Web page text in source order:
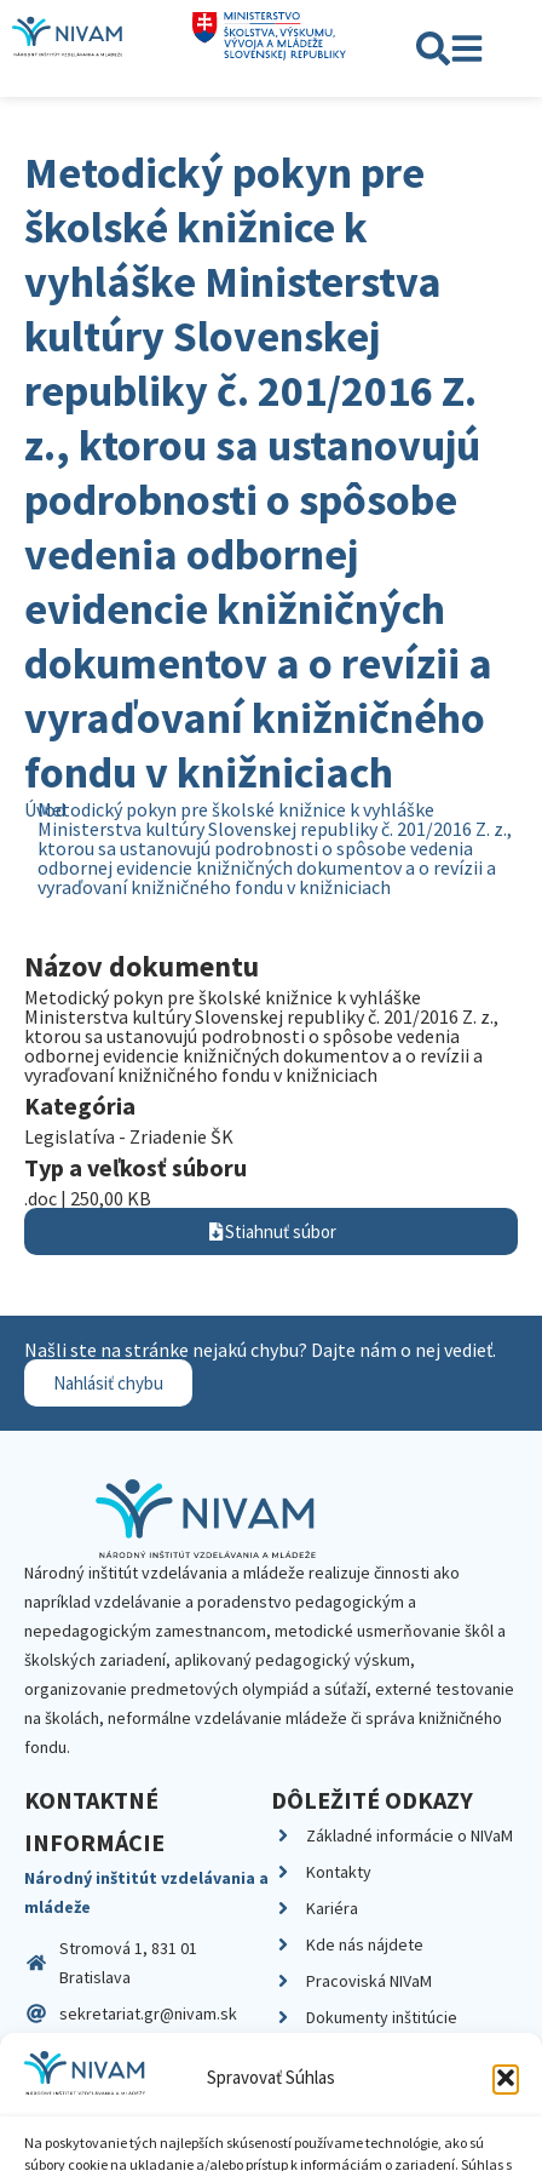
Spravovať Súhlas
Na poskytovanie tých najlepších skúseností používame technológie, ako sú
súbory cookie na ukladanie a/alebo prístup k informáciám o zariadení. Súhlas s
Metodický pokyn pre
školské knižnice k
vyhláške Ministerstva
kultúry Slovenskej
republiky č. 201/2016 Z.
z., ktorou sa ustanovujú
podrobnosti o spôsobe
vedenia odbornej
evidencie knižničných
dokumentov a o revízii a
vyraďovaní knižničného
fondu v knižniciach
Úvod
Metodický pokyn pre školské knižnice k vyhláške
Ministerstva kultúry Slovenskej republiky č. 201/2016 Z. z.,
ktorou sa ustanovujú podrobnosti o spôsobe vedenia
odbornej evidencie knižničných dokumentov a o revízii a
vyraďovaní knižničného fondu v knižniciach
Názov dokumentu
Metodický pokyn pre školské knižnice k vyhláške
Ministerstva kultúry Slovenskej republiky č. 201/2016 Z. z.,
ktorou sa ustanovujú podrobnosti o spôsobe vedenia
odbornej evidencie knižničných dokumentov a o revízii a
vyraďovaní knižničného fondu v knižniciach
Kategória
Legislatíva - Zriadenie ŠK
Typ a veľkosť súboru
.doc | 250,00 KB
Stiahnuť súbor
Našli ste na stránke nejakú chybu? Dajte nám o nej vedieť.
Nahlásiť chybu
Národný inštitút vzdelávania a mládeže realizuje činnosti ako
napríklad vzdelávanie a poradenstvo pedagogickým a
nepedagogickým zamestnancom, metodické usmerňovanie škôl a
školských zariadení, aplikovaný pedagogický výskum,
organizovanie predmetových olympiád a súťaží, externé testovanie
na školách, neformálne vzdelávanie mládeže či správa knižničného
fondu.
KONTAKTNÉ
INFORMÁCIE
Národný inštitút vzdelávania a
mládeže
Stromová 1, 831 01
Bratislava
sekretariat.gr@nivam.sk
IČO: 00164348
DIČ: 2020798714
DÔLEŽITÉ ODKAZY
Základné informácie o NIVaM
Kontakty
Kariéra
Kde nás nájdete
Pracoviská NIVaM
Dokumenty inštitúcie